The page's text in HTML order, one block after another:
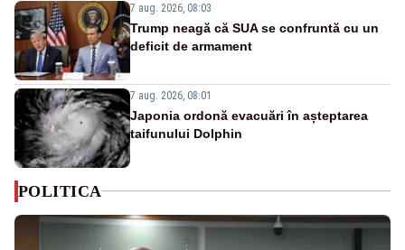
7 aug. 2026, 08:03
Trump neagă că SUA se confruntă cu un
deficit de armament
7 aug. 2026, 08:01
Japonia ordonă evacuări în așteptarea
taifunului Dolphin
POLITICA